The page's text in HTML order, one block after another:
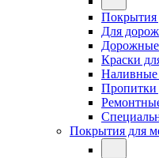
Покрытия
Для
Дорожные
Краски
Пропитки
Покрытия для